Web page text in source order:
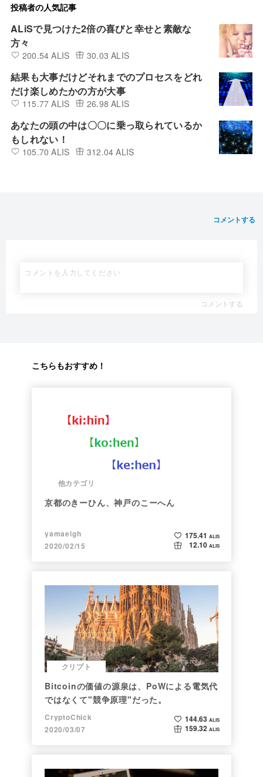
投稿者の人気記事
ALiSで見つけた2倍の喜びと幸せと素敵な
方々
200.54 ALIS 30.03 ALIS
結果も大事だけどそれまでのプロセスをどれ
だけ楽しめたかの方が大事
115.77 ALIS 26.98 ALIS
あなたの頭の中は〇〇に乗っ取られているか
もしれない！
105.70 ALIS 312.04 ALIS
コメントする
コメントする
こちらもおすすめ！
他カテゴリ
京都のきーひん、神戸のこーへん
yamaeigh
2020/02/15
175.41 ALIS
12.10 ALIS
クリプト
Bitcoinの価値の源泉は、PoWによる電気代
ではなくて"競争原理"だった。
CryptoChick
2020/03/07
144.63 ALIS
159.32 ALIS